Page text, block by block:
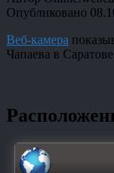
Опубликовано
Веб-камера
Чапаева в